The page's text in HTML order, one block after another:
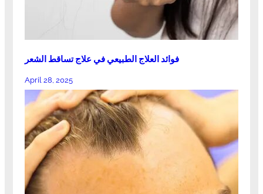
فوائد العلاج الطبيعي في علاج تساقط الشعر
April 28, 2025